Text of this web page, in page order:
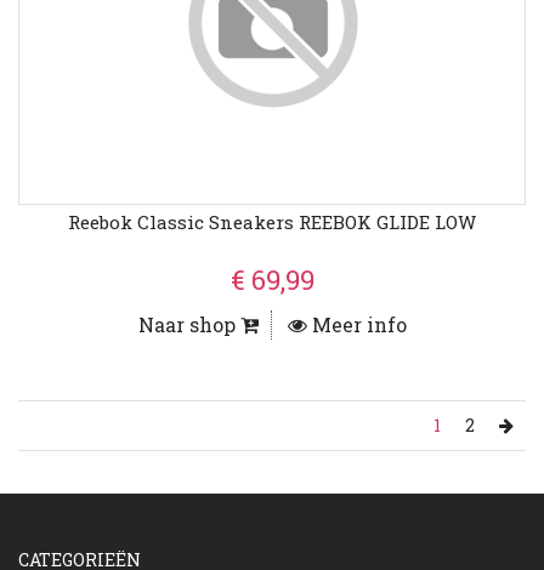
Reebok Classic Sneakers REEBOK GLIDE LOW
€ 69,99
Naar shop Meer info
1 2
CATEGORIEËN